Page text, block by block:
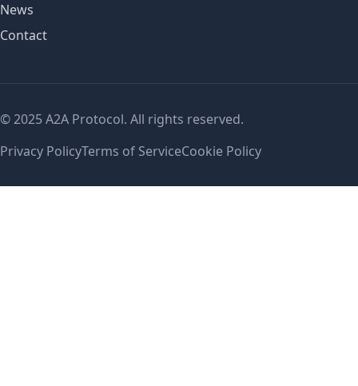
News
Contact
© 2025 A2A Protocol. All rights reserved.
Privacy PolicyTerms of ServiceCookie Policy